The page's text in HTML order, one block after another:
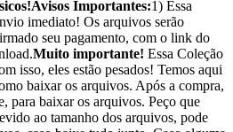
Avisos Importantes:1) Essa
imediato! Os arquivos serão
seu pagamento, com o link do
Muito importante! Essa Coleção
isso, eles estão pesados! Temos aqui
baixar os arquivos. Após a compra,
para baixar os arquivos. Peço que
ao tamanho dos arquivos, pode